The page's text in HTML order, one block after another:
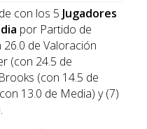
con los 5 Jugadores
por Partido de
de Valoración
(con 24.5 de
(con 14.5 de
13.0 de Media) y (7)